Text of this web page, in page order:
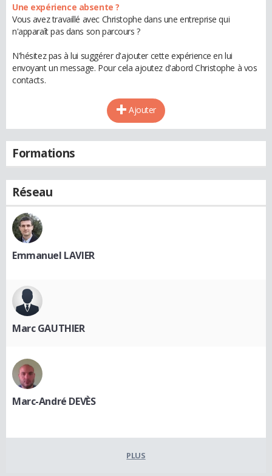
Une expérience absente ?
Vous avez travaillé avec Christophe dans une entreprise qui
n'apparaît pas dans son parcours ?
N'hésitez pas à lui suggérer d'ajouter cette expérience en lui
envoyant un message. Pour cela ajoutez d'abord Christophe à vos
contacts.
Ajouter
Formations
Réseau
Emmanuel LAVIER
Marc GAUTHIER
Marc-André DEVÈS
PLUS